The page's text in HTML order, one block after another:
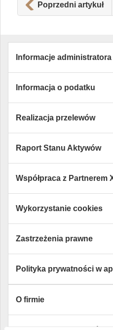
Poprzedni artykuł
Informacje
Informacja o podatku
Realizacja przelewów
Raport Stanu Aktywów
Współpraca z Partnerem
Wykorzystanie cookies
Zastrzeżenia prawne
Polityka prywatności w
O firmie